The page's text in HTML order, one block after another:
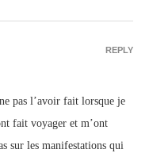
pas l’avoir fait lorsque je
fait voyager et m’ont
sur les manifestations qui
REPLY